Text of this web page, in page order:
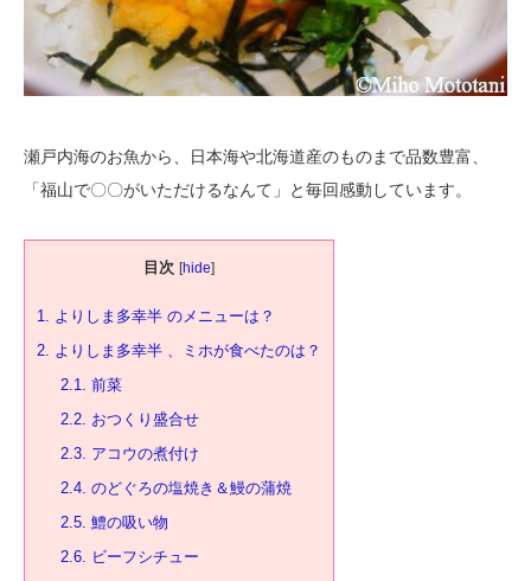
瀬戸内海のお魚から、日本海や北海道産のものまで品数豊富、
「福山で〇〇がいただけるなんて」と毎回感動しています。
目次 [hide]
1. よりしま多幸半 のメニューは？
2. よりしま多幸半 、ミホが食べたのは？
2.1. 前菜
2.2. おつくり盛合せ
2.3. アコウの煮付け
2.4. のどぐろの塩焼き＆鰻の蒲焼
2.5. 鱧の吸い物
2.6. ビーフシチュー